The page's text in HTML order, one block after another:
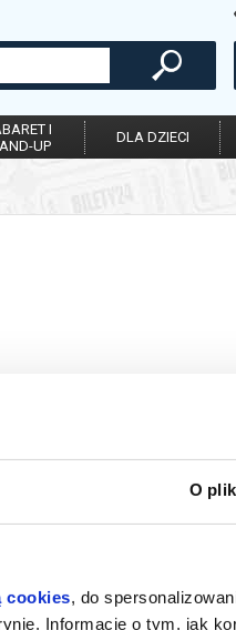
O
cookies, do
Informacje o tym, jak
I
UP
DLA DZIECI